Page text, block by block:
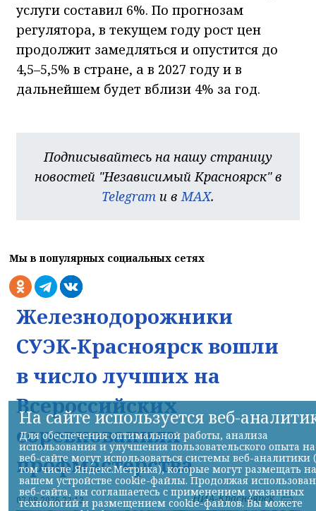
услуги составил 6%. По прогнозам
регулятора, в текущем году рост цен
продолжит замедляться и опустится до
4,5–5,5% в стране, а в 2027 году и в
дальнейшем будет вблизи 4% за год.
Подписывайтесь на нашу страницу
новостей "Независимый Красноярск" в
Telegram и вMAX.
Мы в популярных социальных сетях
Железнодорожники
СУЭК-Красноярск вошли
в число лучших на
Всероссийских
соревнованиях
профмастерства
07.08.2026 22:13 НИА-Красноярск
На сайте используется веб-
Для обеспечения оптимальной работы, анализа
использования и улучшения пользовательского опыта на
веб-сайте могут использоваться системы веб-аналитики
том числе Яндекс.Метрика), которые могут размещать на
вашем устройстве cookie-файлы. Продолжая
веб-сайта, вы соглашаетесь с применением указанных
технологий и размещением cookie-файлов. Вы можете